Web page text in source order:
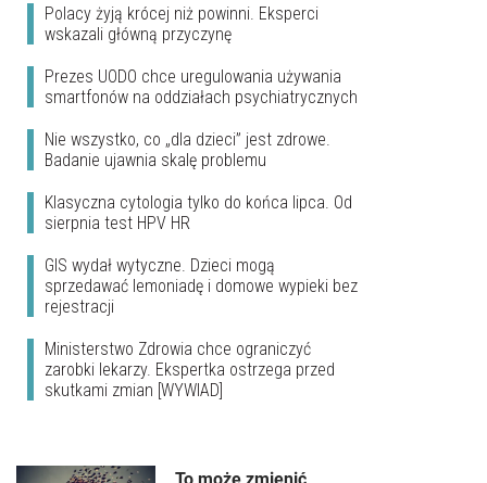
Polacy żyją krócej niż powinni. Eksperci
wskazali główną przyczynę
Prezes UODO chce uregulowania używania
smartfonów na oddziałach psychiatrycznych
Nie wszystko, co „dla dzieci” jest zdrowe.
Badanie ujawnia skalę problemu
Klasyczna cytologia tylko do końca lipca. Od
sierpnia test HPV HR
GIS wydał wytyczne. Dzieci mogą
sprzedawać lemoniadę i domowe wypieki bez
rejestracji
Ministerstwo Zdrowia chce ograniczyć
zarobki lekarzy. Ekspertka ostrzega przed
skutkami zmian [WYWIAD]